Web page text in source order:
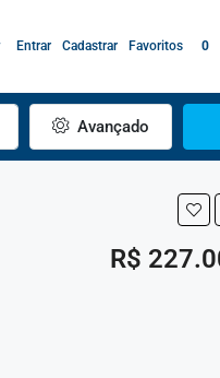
Entrar Cadastrar Favoritos 0
Avançado
R$